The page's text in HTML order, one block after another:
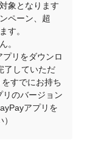
象となります
ペーン、超
す。
。
リをダウンロ
了していただ
すでにお持ち
のバージョン
アプリを